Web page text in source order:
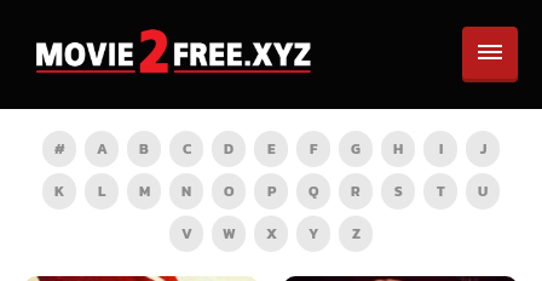
# A B C D E F G H I
J
K
L M N O P Q R S T
U
V
W X Y Z